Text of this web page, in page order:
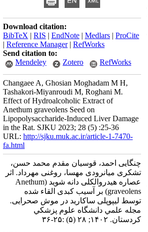
Download citation:
BibTeX | RIS | EndNote | Medlars | ProCite
| Reference Manager| RefWorks
Send citation to:
Mendeley
Zotero RefWorks
Changaee A, Ghosian Moghadam M H,
Tashakori-Miyanroudi M, Roghani M.
Effect of Hydroalcoholic Extract of
Anethum graveolens Seed on
Lipopolysaccharide-Induced Liver Damage
in the Rat. SJKU 2023; 28 (5) :25-36
URL: http://sjku.muk.ac.ir/article-1-7470-
fa.html
چنگایی احمد، قوسیان مقدم محمد حسن،
تشکری میانرودی مهسا، روغنی مهرداد. اثر
عصاره هیدروالکلی دانه شوید (Anethum
graveolens) بر آسیب کبدی القاء شده
توسط لیپوپلی ساکارید در موش صحرایی.
مجله علمي دانشگاه علوم پزشكي
كردستان. ۱۴۰۲; ۲۸ (۵) :۲۵-۳۶